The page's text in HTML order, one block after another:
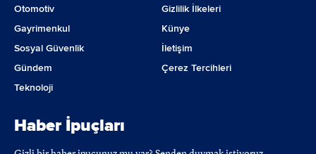
Otomotiv
Gayrimenkul
Sosyal Güvenlik
Gündem
Teknoloji
Gizlilik İlkeleri
Künye
İletişim
Çerez Tercihleri
Haber İpuçları